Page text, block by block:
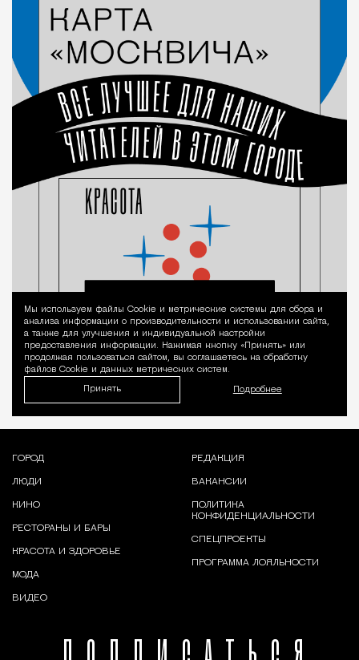
Уведомление
Мы используем файлы Сookie и метрические системы для сбора и
анализа информации о производительности и использовании сайта,
а также для улучшения и индивидуальной настройки
предоставления информации. Нажимая кнопку «Принять» или
продолжая пользоваться сайтом, вы соглашаетесь на обработку
файлов Cookie и данных метрических систем.
Принять Подробнее
ГОРОД
ЛЮДИ
КИНО
РЕСТОРАНЫ И БАРЫ
КРАСОТА И ЗДОРОВЬЕ
МОДА
ВИДЕО
РЕДАКЦИЯ
ВАКАНСИИ
ПОЛИТИКА
КОНФИДЕНЦИАЛЬНОСТИ
СПЕЦПРОЕКТЫ
ПРОГРАММА ЛОЯЛЬНОСТИ